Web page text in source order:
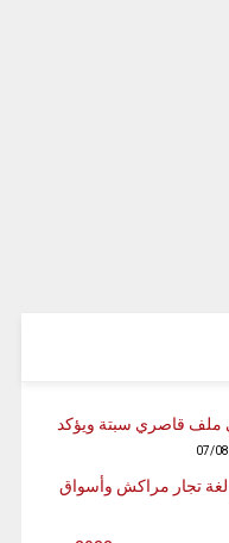
ملف قاصري سبتة ويؤكد
07/
40 كلمة من لغة تجار مراكش وأسواق